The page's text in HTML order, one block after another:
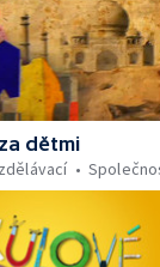
dětmi